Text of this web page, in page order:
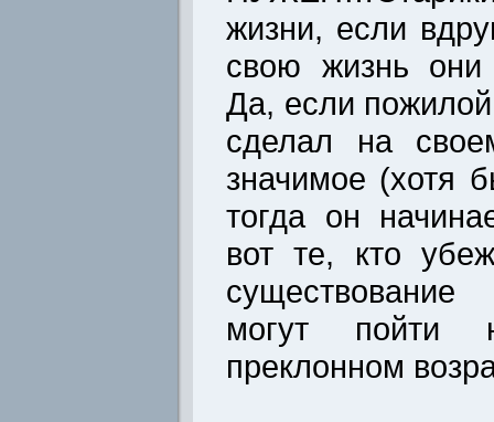
жизни, если
свою жизнь они
Да, если
сделал на
значимое (хотя
тогда он
вот те, кто
могут
преклонном